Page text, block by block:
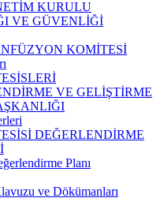
KURULU
VE GÜVENLİĞİ
KOMİTESİ
VE GELİŞTİRME
DEĞERLENDİRME
Planı
ve Dökümanları